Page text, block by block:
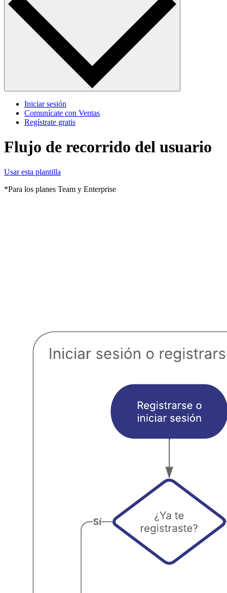
Iniciar sesión
Comunícate con Ventas
Regístrate gratis
Flujo de recorrido del usuario
Usar esta plantilla
*Para los planes Team y Enterprise